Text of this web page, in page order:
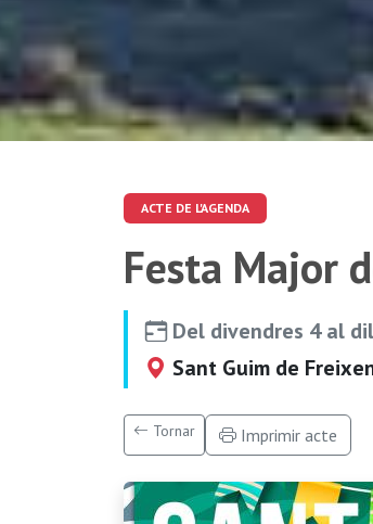
ACTE DE L'AGENDA
Festa Major
Del divendres 4 al
Sant Guim de
Tornar Imprimir acte